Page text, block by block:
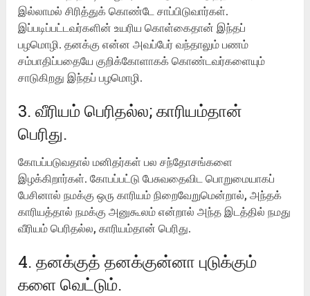
இல்லாமல் சிரித்துக் கொண்டே சாப்பிடுவார்கள்.
இப்படிப்பட்டவர்களின் உயரிய கொள்கைதான் இந்தப்
பழமொழி. தனக்கு என்ன அவப்பேர் வந்தாலும் பணம்
சம்பாதிப்பதையே குறிக்கோளாகக் கொண்டவர்களையும்
சாடுகிறது இந்தப் பழமொழி.
3. வீரியம் பெரிதல்ல; காரியம்தான்
பெரிது.
கோபப்படுவதால் மனிதர்கள் பல சந்தோசங்களை
இழக்கிறார்கள். கோபப்பட்டு பேசுவதைவிட பொறுமையாகப்
பேசினால் நமக்கு ஒரு காரியம் நிறைவேறுமென்றால், அந்தக்
காரியத்தால் நமக்கு அனுகூலம் என்றால் அந்த இடத்தில் நமது
வீரியம் பெரிதல்ல, காரியம்தான் பெரிது.
4. தனக்குத் தனக்குன்னா புடுக்கும்
களை வெட்டும்.